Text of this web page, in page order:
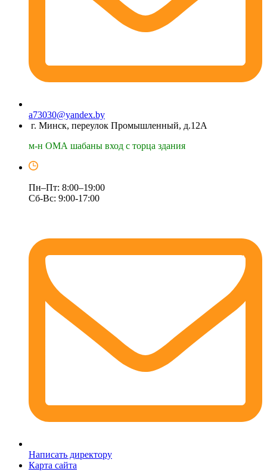
a73030@yandex.by
г. Минск, переулок Промышленный, д.12А
м-н ОМА шабаны вход с торца здания
Пн–Пт: 8:00–19:00
Сб-Вс: 9:00-17:00
Написать директору
Карта сайта